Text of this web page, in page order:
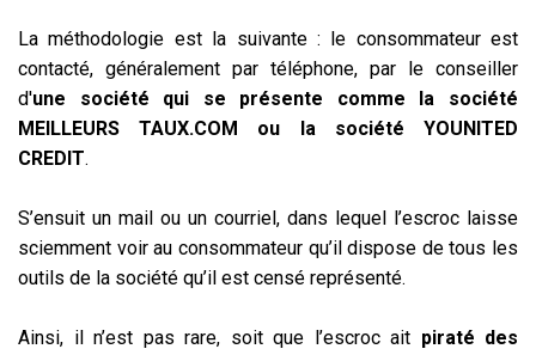
La méthodologie est la suivante : le consommateur est
contacté, généralement par téléphone, par le conseiller
d'une société qui se présente comme la société
MEILLEURS TAUX.COM ou la société YOUNITED
CREDIT.
S’ensuit un mail ou un courriel, dans lequel l’escroc laisse
sciemment voir au consommateur qu’il dispose de tous les
outils de la société qu’il est censé représenté.
Ainsi, il n’est pas rare, soit que l’escroc ait piraté des